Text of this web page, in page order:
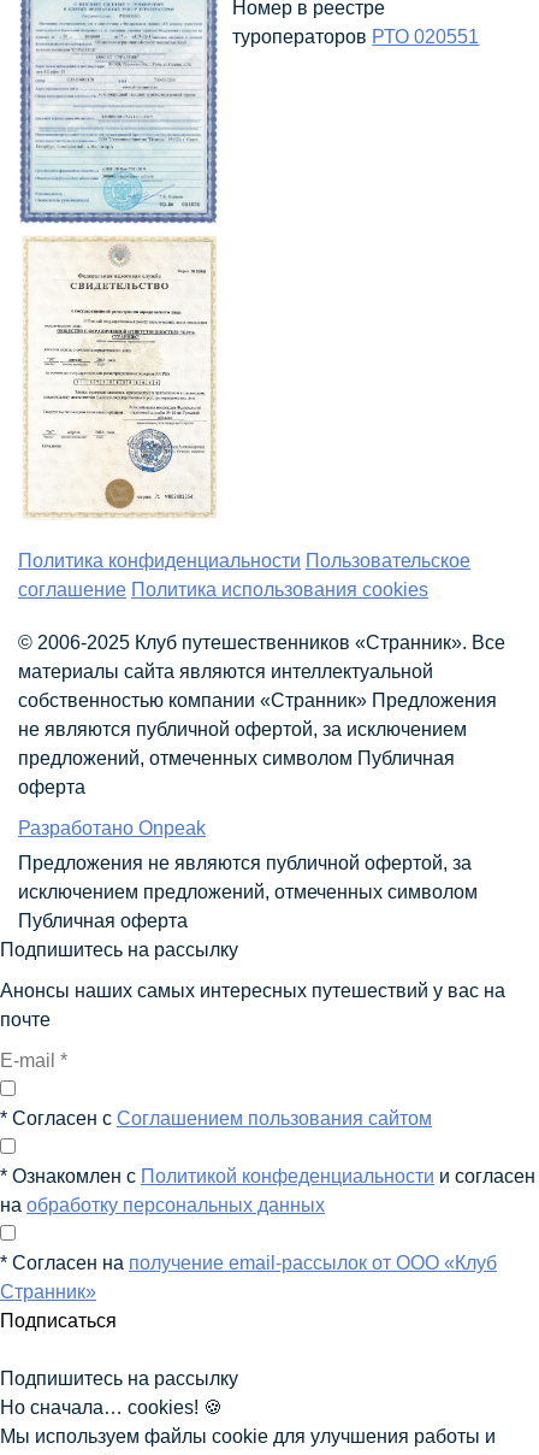
Номер в реестре
туроператоров РТО 020551
Политика конфиденциальности Пользовательское
соглашение Политика использования cookies
© 2006-2025 Клуб путешественников «Странник». Все
материалы сайта являются интеллектуальной
собственностью компании «Странник» Предложения
не являются публичной офертой, за исключением
предложений, отмеченных символом Публичная
оферта
Разработано Onpeak
Предложения не являются публичной офертой, за
исключением предложений, отмеченных символом
Публичная оферта
Подпишитесь на рассылку
Анонсы наших самых интересных путешествий у вас на
почте
* Согласен с Соглашением пользования сайтом
* Ознакомлен с Политикой конфеденциальности и согласен
на обработку персональных данных
* Согласен на получение email-рассылок от ООО «Клуб
Странник»
Подписаться
Подпишитесь на рассылку
Но сначала… cookies! 🍪
Мы используем файлы cookie для улучшения работы и